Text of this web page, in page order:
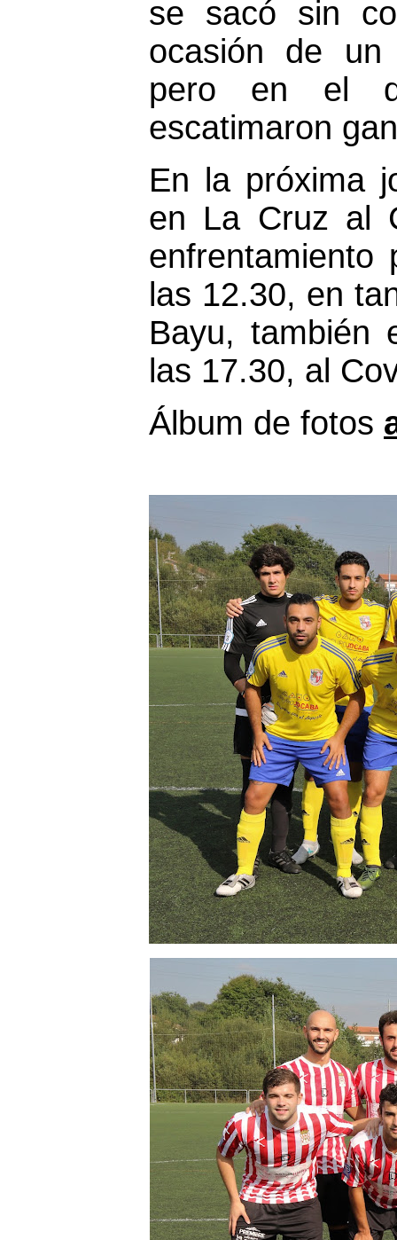
se sacó sin
ocasión de un
pero en el
escatimaron
En la próxima
en La Cruz al
las 12.30, en
Bayu, también
las 17.30, al
Álbum de fotos